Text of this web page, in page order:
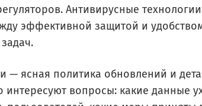
Антивирусные
эффективной защитой и
— ясная политика обновлений и
вопросы: какие данные